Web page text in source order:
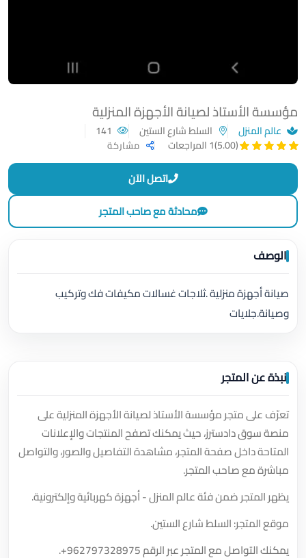
مؤسسة الأستاذ لصيانة الأجهزة المنزلية
عالم المنزل السلط شارع الستين
(5.00)
1 المراجعات مشاركة
اتصل الآن
محادثة مع صاحب المتجر
الوصف
صيانة أجهزة منزلية .ثلاجات غسالات مكيفات فك وتركيب
وصيانة.جلايات
نبذة عن المتجر
تعرّف على متجر مؤسسة الأستاذ لصيانة الأجهزة المنزلية على
منصة سوق دادسترز، حيث يمكنك تصفح المنتجات والإعلانات
المتاحة داخل صفحة المتجر، مشاهدة التفاصيل والصور، والتواصل
مباشرة مع صاحب المتجر.
يظهر المتجر ضمن فئة عالم المنزل - أجهزة كهربائية وإلكترونية.
موقع المتجر: السلط شارع الستين.
يمكنك التواصل مع المتجر عبر الرقم+962797328975
.